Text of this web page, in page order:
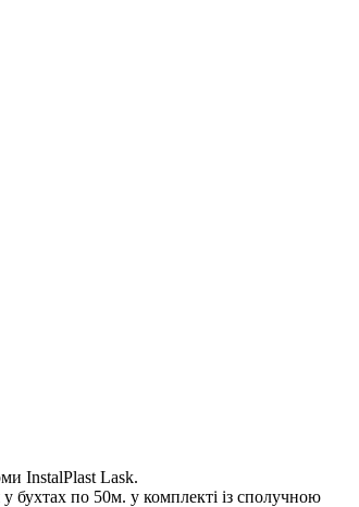
InstalPlast Lask.
по 50м. у комплекті із сполучною